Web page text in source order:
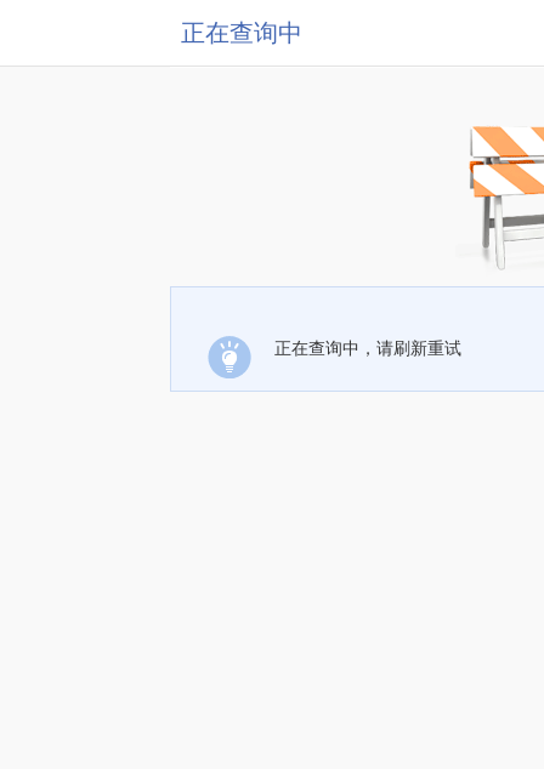
正在查询中
正在查询中，请刷新重试